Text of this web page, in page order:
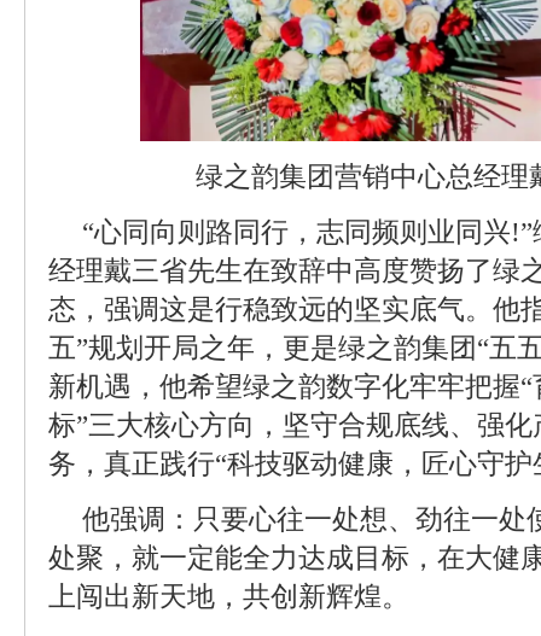
绿之韵集团营销中心总经理
“心同向则路同行，志同频则业同兴
经理戴三省先生在致辞中高度赞扬了绿
态，强调这是行稳致远的坚实底气。他
五”规划开局之年，更是绿之韵集团“五
新机遇，他希望绿之韵数字化牢牢把握
标”三大核心方向，坚守合规底线、强
务，真正践行“科技驱动健康，匠心守
他强调：只要心往一处想、劲往一处
处聚，就一定能全力达成目标，在大健
上闯出新天地，共创新辉煌。